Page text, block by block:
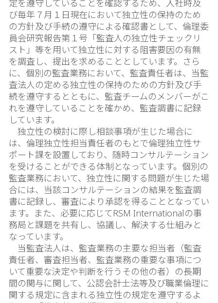
定を遵守していることを確認するため、入社時及
び毎年７月１日現在において独立性の保持のため
の方針及び手続の遵守による確認書として、倫理委
員会研究報告第１号「監査人の独立性チェックリ
スト」等を用いて独立性に対する阻害要因の有無
を調査し、提出を求めることとしています。さら
に、個別の監査業務において、監査責任者は、当監
査法人の定める独立性の保持のための方針及び手
続を遵守するとともに、監査チームのメンバーがこ
れを遵守していることを確かめ、監査調書に記録
しています。
独立性の検討に際し相談事項が生じた場合に
は、倫理独立性担当責任者のもとで倫理独立性サ
ポート課を設置しており、随時コンサルテーション
を受けることができる体制となっています。個別の
監査業務において、独立性に関する問題が生じた場
合には、当該コンサルテーションの結果を監査調
書に記録し、審査により承認を得ることとなってい
ます。また、必要に応じてRSM Internationalの事
務局と課題を共有し、協議し、解決する仕組みと
なっています。
当監査法人は、監査業務の主要な担当者（監査
責任者、審査担当者、監査業務の重要な事項につ
いて重要な決定や判断を行うその他の者）の長期
間の関与に関して、公認会計士法等及び職業倫理に
関する規定に含まれる独立性の規定を遵守するよ